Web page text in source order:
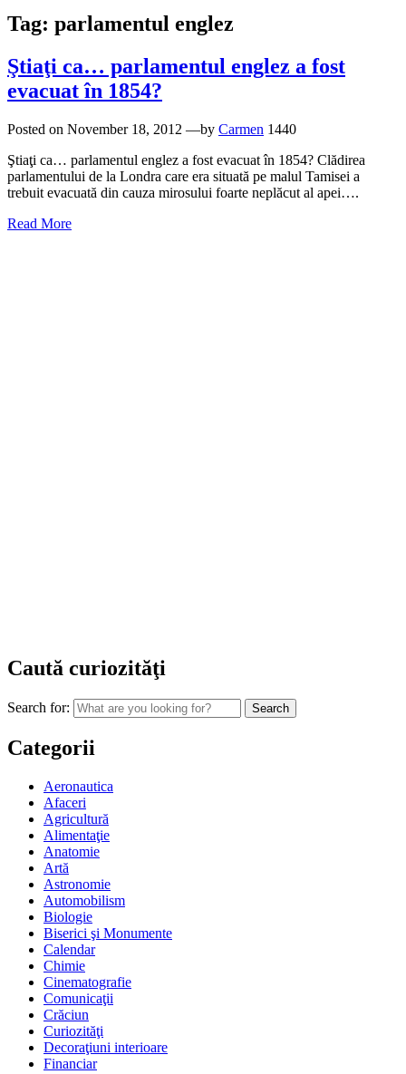
Tag: parlamentul englez
Ştiaţi ca… parlamentul englez a fost
evacuat în 1854?
Posted on November 18, 2012 —by Carmen 1440
Ştiaţi ca… parlamentul englez a fost evacuat în 1854? Clădirea
parlamentului de la Londra care era situată pe malul Tamisei a
trebuit evacuată din cauza mirosului foarte neplăcut al apei….
Read More
Caută curiozităţi
Search for:
Categorii
Aeronautica
Afaceri
Agricultură
Alimentaţie
Anatomie
Artă
Astronomie
Automobilism
Biologie
Biserici şi Monumente
Calendar
Chimie
Cinematografie
Comunicaţii
Crăciun
Curiozităţi
Decoraţiuni interioare
Financiar